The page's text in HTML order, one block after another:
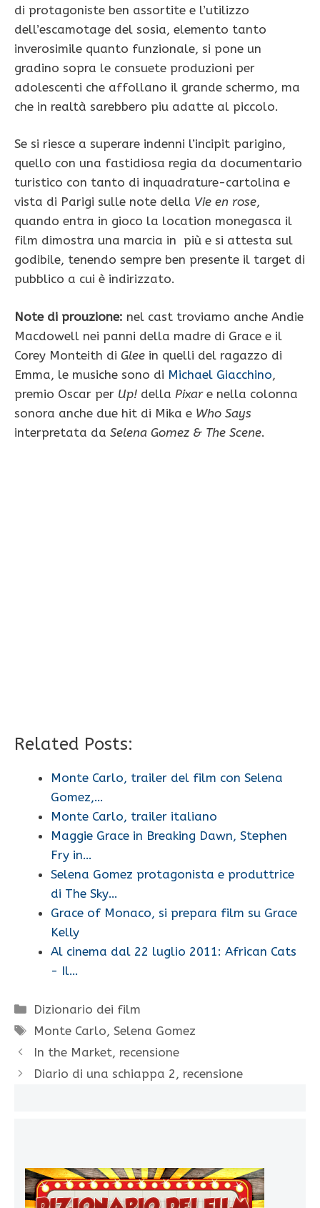
di protagoniste ben assortite e l’utilizzo
dell’escamotage del sosia, elemento tanto
inverosimile quanto funzionale, si pone un
gradino sopra le consuete produzioni per
adolescenti che affollano il grande schermo, ma
che in realtà sarebbero piu adatte al piccolo.
Se si riesce a superare indenni l’incipit parigino,
quello con una fastidiosa regia da documentario
turistico con tanto di inquadrature-cartolina e
vista di Parigi sulle note della Vie en rose,
quando entra in gioco la location monegasca il
film dimostra una marcia in più e si attesta sul
godibile, tenendo sempre ben presente il target di
pubblico a cui è indirizzato.
Note di prouzione: nel cast troviamo anche Andie
Macdowell nei panni della madre di Grace e il
Corey Monteith di Glee in quelli del ragazzo di
Emma, le musiche sono di Michael Giacchino,
premio Oscar per Up! della Pixare nella colonna
sonora anche due hit di Mika e Who Says
interpretata da Selena Gomez & The Scene.
Related Posts:
Monte Carlo, trailer del film con Selena
Gomez,…
Monte Carlo, trailer italiano
Maggie Grace in Breaking Dawn, Stephen
Fry in…
Selena Gomez protagonista e produttrice
di The Sky…
Grace of Monaco, si prepara film su Grace
Kelly
Al cinema dal 22 luglio 2011: African Cats
- Il…
Categorie
Dizionario dei film
Tag
Monte Carlo,Selena Gomez
In the Market, recensione
Diario di una schiappa 2, recensione